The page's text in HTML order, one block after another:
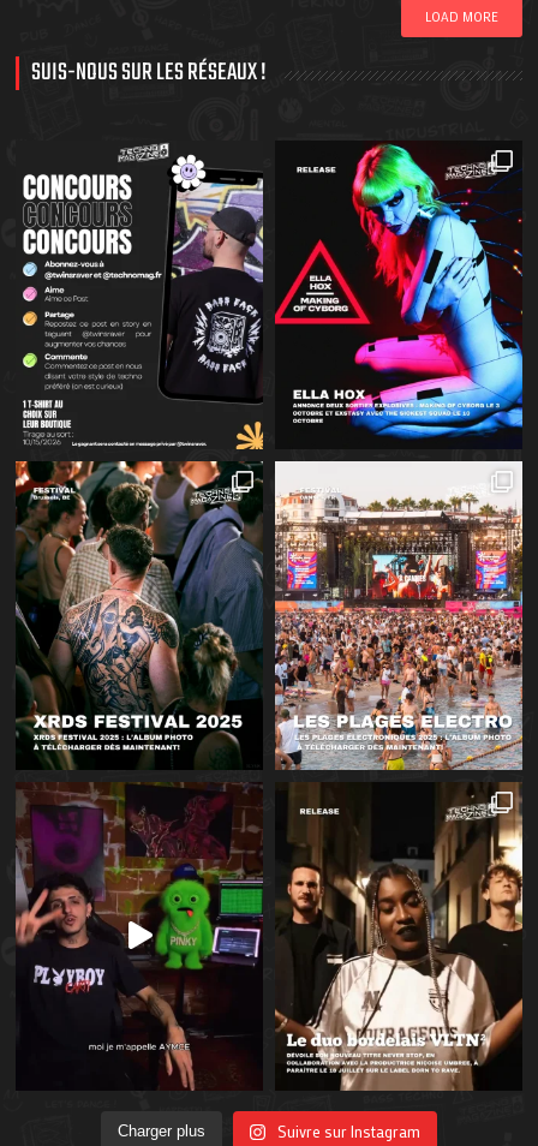
LOAD MORE
SUIS-NOUS SUR LES RÉSEAUX !
Charger plus Suivre sur Instagram